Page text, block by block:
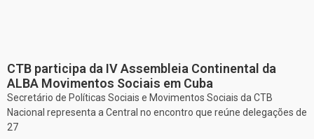
CTB participa da IV Assembleia Continental da
ALBA Movimentos Sociais em Cuba
Secretário de Políticas Sociais e Movimentos Sociais da CTB
Nacional representa a Central no encontro que reúne delegações de
27